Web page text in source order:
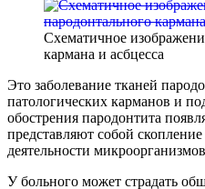
Схематичное
кармана и асбцесса
Это заболевание тканей
патологических карманов и
обострения пародонтита
представляют собой
деятельности
У больного может страдать